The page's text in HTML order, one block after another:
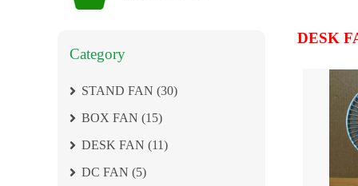
Category
STAND FAN (30)
BOX FAN (15)
DESK FAN (11)
DC FAN (5)
DESK